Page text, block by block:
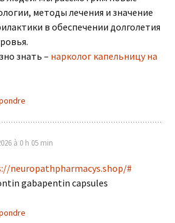
методы лечения и значение
в обеспечении долголетия
знать – нарколог капельницу на
à 0 h 05 min
neuropathpharmacys.shop/#
gabapentin capsules